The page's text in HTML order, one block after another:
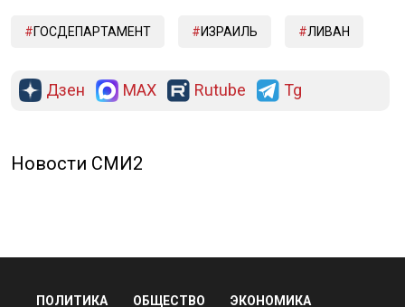
ГОСДЕПАРТАМЕНТ ИЗРАИЛЬ ЛИВАН
Дзен MAX Rutube Tg
Новости СМИ2
ПОЛИТИКА ОБЩЕСТВО ЭКОНОМИКА